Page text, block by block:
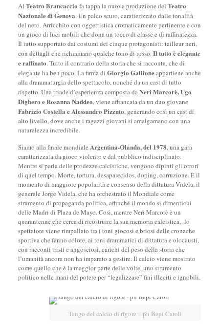
Al Teatro Brancaccio fa tappa la nuova produzione del Teatro
Nazionale di Genova. Un palco scuro, caratterizzato dalle tonalità
del nero. Arricchito con oggettistica cromaticamente pertinente e con
un gioco di luci mobili che dona un tocco di classe e di raffinatezza.
Il tutto supportato dai costumi dei cinque protagonisti: tailleur neri,
con dettagli che richiamano qualche tono di rosso.Il tutto è elegante
e raffinato. Tutto il contrario della storia che si racconta, che di
elegante ha ben poco. La firma di Giorgio Gallioneappartiene anche
alla drammaturgia dello spettacolo, nonché da un cast di tutto
rispetto. Una triade d’esperienza composta daNeri Marcorè, Ugo
Dighero e Rosanna Naddeo, viene affiancata da un duo giovane
Fabrizio Costella e Alessandro Pizzuto, generando così un cast di
alto livello, dove anche i ragazzi giovani si amalgamano con una
naturalezza incredibile.
Siamo alla finale mondiale Argentina-Olanda, del 1978, una gara
caratterizzata da gioco violento e dal pubblico indisciplinato.
Mentre si parla delle prodezze calcistiche, vengono dipinti gli orrori
di quel tempo. Morte, tortura, desaparecidos, doping, corruzione. È il
momento di maggiore popolarità e consenso della dittatura Videla, il
generale Jorge Videla, che ha orchestrato il Mondiale come
strumento di propaganda politica, affinché il mondo si dimentichi
delle Madri di Plaza de Mayo. Così, mentre Nerì Marcorè è un
quarantenne che cerca di ricostruire la sua memoria calcistica, lo
spettatore viene rimpallato tra i toni giocosi e briosi delle cronache
sportiva che fanno colore, ai toni drammatici di dittatura e olocausti,
con racconti tristi e angosciosi, carichi del peso della storia che
l’umanità ancora non ha imparato a gestire. Il calcio viene mostrato
come quello che è la maggior parte delle volte, uno strumento
politico nelle mani del potere per “legalizzare” fini illeciti e ignobili.
Tango del calcio di rigore – ph Bepi Caroli